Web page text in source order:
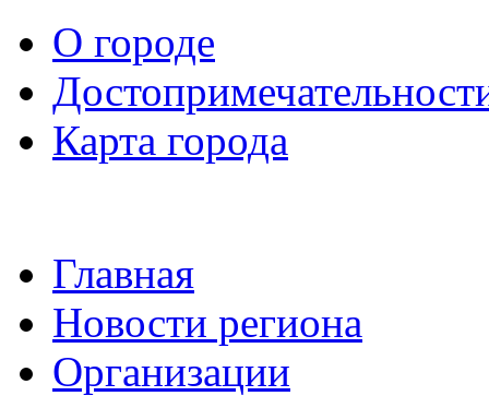
О городе
Карта города
Главная
Новости региона
Организации